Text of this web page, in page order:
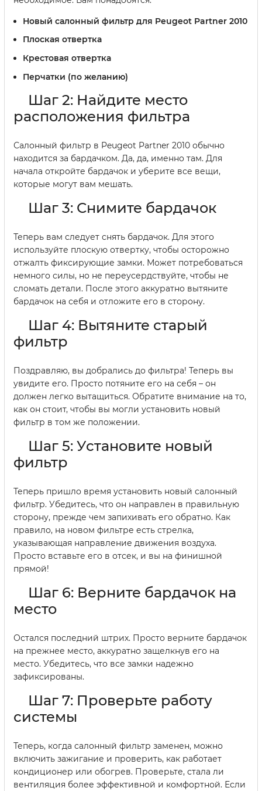
Новый салонный фильтр для Peugeot Partner 2010
Плоская отвертка
Крестовая отвертка
Перчатки (по желанию)
Шаг 2: Найдите место
расположения фильтра
Салонный фильтр в Peugeot Partner 2010 обычно
находится за бардачком. Да, да, именно там. Для
начала откройте бардачок и уберите все вещи,
которые могут вам мешать.
Шаг 3: Снимите бардачок
Теперь вам следует снять бардачок. Для этого
используйте плоскую отвертку, чтобы осторожно
отжалть фиксирующие замки. Может потребоваться
немного силы, но не переусердствуйте, чтобы не
сломать детали. После этого аккуратно вытяните
бардачок на себя и отложите его в сторону.
Шаг 4: Вытяните старый
фильтр
Поздравляю, вы добрались до фильтра! Теперь вы
увидите его. Просто потяните его на себя – он
должен легко вытащиться. Обратите внимание на то,
как он стоит, чтобы вы могли установить новый
фильтр в том же положении.
Шаг 5: Установите новый
фильтр
Теперь пришло время установить новый салонный
фильтр. Убедитесь, что он направлен в правильную
сторону, прежде чем запихивать его обратно. Как
правило, на новом фильтре есть стрелка,
указывающая направление движения воздуха.
Просто вставьте его в отсек, и вы на финишной
прямой!
Шаг 6: Верните бардачок на
место
Остался последний штрих. Просто верните бардачок
на прежнее место, аккуратно защелкнув его на
место. Убедитесь, что все замки надежно
зафиксированы.
Шаг 7: Проверьте работу
системы
Теперь, когда салонный фильтр заменен, можно
включить зажигание и проверить, как работает
кондиционер или обогрев. Проверьте, стала ли
вентиляция более эффективной и комфортной. Если